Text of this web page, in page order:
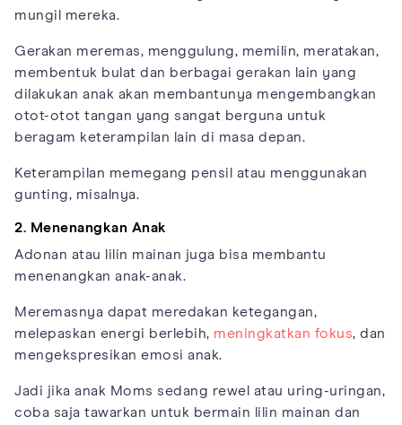
mungil mereka.
Gerakan meremas, menggulung, memilin, meratakan,
membentuk bulat dan berbagai gerakan lain yang
dilakukan anak akan membantunya mengembangkan
otot-otot tangan yang sangat berguna untuk
beragam keterampilan lain di masa depan.
Keterampilan memegang pensil atau menggunakan
gunting, misalnya.
2. Menenangkan Anak
Adonan atau lilin mainan juga bisa membantu
menenangkan anak-anak.
Meremasnya dapat meredakan ketegangan,
melepaskan energi berlebih, meningkatkan fokus, dan
mengekspresikan emosi anak.
Jadi jika anak Moms sedang rewel atau uring-uringan,
coba saja tawarkan untuk bermain lilin mainan dan